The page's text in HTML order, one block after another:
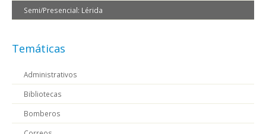
Semi/Presencial: Lérida
Temáticas
Administrativos
Bibliotecas
Bomberos